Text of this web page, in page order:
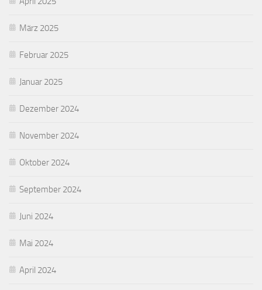
März 2025
Februar 2025
Januar 2025
Dezember 2024
November 2024
Oktober 2024
September 2024
Juni 2024
Mai 2024
April 2024